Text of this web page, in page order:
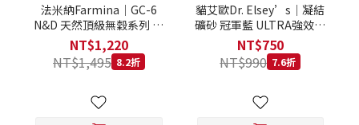
法米納Farmina｜GC-6
N&D 天然頂級無穀系列 室
內/結紮貓 雞肉石榴 1.5KG
NT$1,220
NT$1,495 8.2折
貓艾歐Dr. Elsey’s｜凝結
礦砂 冠軍藍 ULTRA強效除
臭 40LB｜Cat Litter 40磅
士
NT$750
NT$990 7.6折